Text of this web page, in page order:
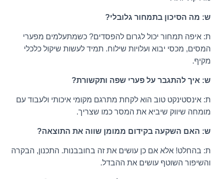
ש: מה הסיכון בתמחור גלובלי?
ת: איפה תמחור יכול לגרום להפסדים? כשמתעלמים מפערי
המסים, מכסי יבוא ועלויות שילוח. תמיד לעשות שיקול כלכלי
מקיף.
ש: איך להתגבר על פערי שפה ותקשורת?
ת: אינסטינקט טוב הוא לקחת מתרגם מקומי איכותי ולעבוד עם
מומחה שיווק שיביא את המסר כמו שצריך.
ש: האם השקעה בקידום ממומן שווה את התוצאה?
ת: בהחלט! אלא אם כן עושים את זה בחובבנות. התכנון, הבקרה
והשיפור השוטף עושים את ההבדל.